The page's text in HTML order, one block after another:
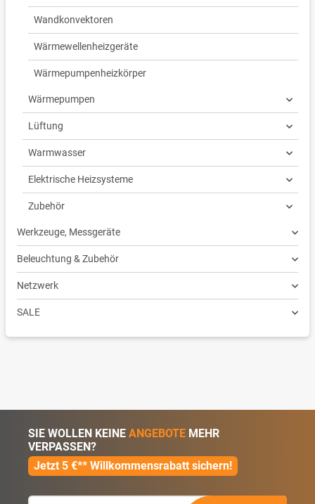
Wandkonvektoren
Wärmewellenheizgeräte
Wärmepumpenheizkörper
Wärmepumpen
Lüftung
Warmwasser
Elektrische Heizsysteme
Zubehör
Werkzeuge, Messgeräte
Beleuchtung & Zubehör
Netzwerk
SALE
SIE WOLLEN KEINE ANGEBOTE MEHR
VERPASSEN?
Jetzt 5 €** Willkommensrabatt sichern!